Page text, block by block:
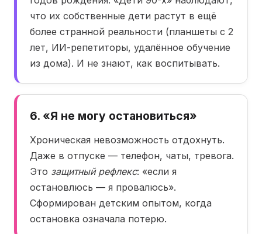
что их собственные дети растут в ещё
более странной реальности (планшеты с 2
лет, ИИ-репетиторы, удалённое обучение
из дома). И не знают, как воспитывать.
6. «Я не могу остановиться»
Хроническая невозможность отдохнуть.
Даже в отпуске — телефон, чаты, тревога.
Это защитный рефлекс: «если я
остановлюсь — я провалюсь».
Сформирован детским опытом, когда
остановка означала потерю.